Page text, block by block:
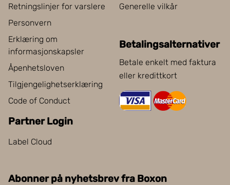
Retningslinjer for varslere
Personvern
Erklæring om
informasjonskapsler
Åpenhetsloven
Tilgjengelighetserklæring
Code of Conduct
Partner Login
Label Cloud
Generelle vilkår
Betalingsalternativer
Betale enkelt med faktura
eller kredittkort
Abonner på nyhetsbrev fra Boxon